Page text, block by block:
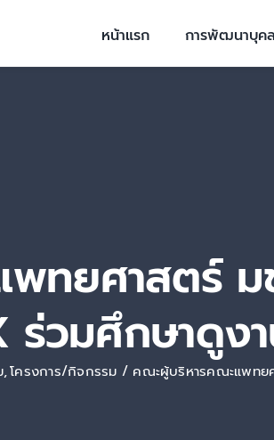
หน้าแรก การพัฒนาบุค
ทยศาสตร์
ร่วมศึกษาดูง
โครงการ/กิจกรรม คณะผู้บริหารคณะแพทย